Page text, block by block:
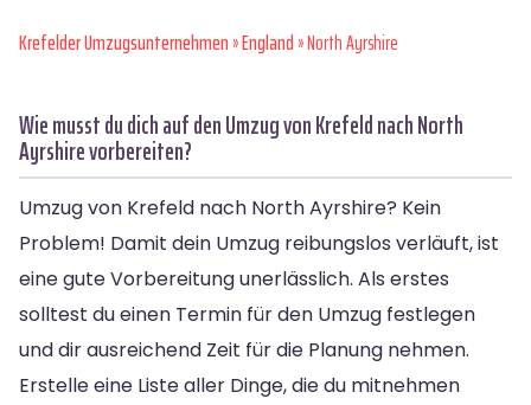
Krefelder Umzugsunternehmen»England» North Ayrshire
Wie musst du dich auf den Umzug von Krefeld nach North
Ayrshire vorbereiten?
Umzug von Krefeld nach North Ayrshire? Kein
Problem! Damit dein Umzug reibungslos verläuft, ist
eine gute Vorbereitung unerlässlich. Als erstes
solltest du einen Termin für den Umzug festlegen
und dir ausreichend Zeit für die Planung nehmen.
Erstelle eine Liste aller Dinge, die du mitnehmen